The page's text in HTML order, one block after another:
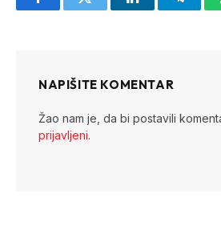
FacebookTwitter LinkedIn
NAPIŠITE KOMENTAR
Žao nam je, da bi postavili
prijavljeni.